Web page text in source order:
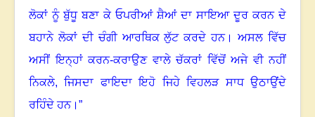
ਲੋਕਾਂ ਨੂੰ ਬੁੱਧੂ ਬਣਾ ਕੇ ਓਪਰੀਆਂ ਸ਼ੈਆਂ ਦਾ ਸਾਇਆ ਦੂਰ ਕਰਨ ਦੇ
ਬਹਾਨੇ ਲੋਕਾਂ ਦੀ ਚੰਗੀ ਆਰਥਿਕ ਲੁੱਟ ਕਰਦੇ ਹਨ।ਅਸਲ ਵਿੱਚ
ਅਸੀਂ ਇਨ੍ਹਾਂ ਕਰਨ-ਕਰਾਉਣ ਵਾਲੇ ਚੱਕਰਾਂ ਵਿੱਚੋਂ ਅਜੇ ਵੀ ਨਹੀਂ
ਨਿਕਲੇ, ਜਿਸਦਾ ਫਾਇਦਾ ਇਹੋ ਜਿਹੇ ਵਿਹਲੜ ਸਾਧ ਉਠਾਉਂਦੇ
ਰਹਿੰਦੇ ਹਨ। ”